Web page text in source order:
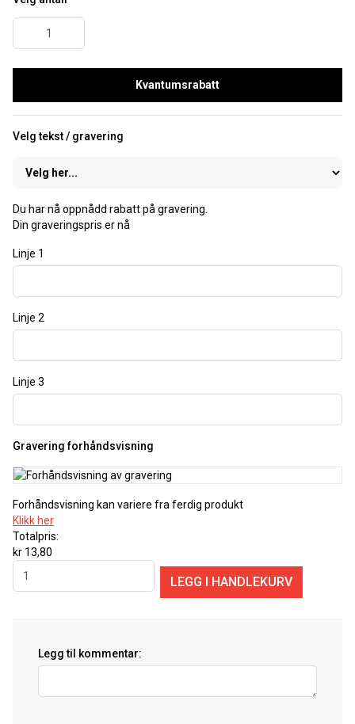
Kvantumsrabatt
Velg tekst / gravering
Du har nå oppnådd rabatt på gravering.
Din graveringspris er nå
Linje 1
Linje 2
Linje 3
Gravering forhåndsvisning
Forhåndsvisning kan variere fra ferdig produkt
Klikk her
Totalpris:
kr 13,80
Legg til kommentar: